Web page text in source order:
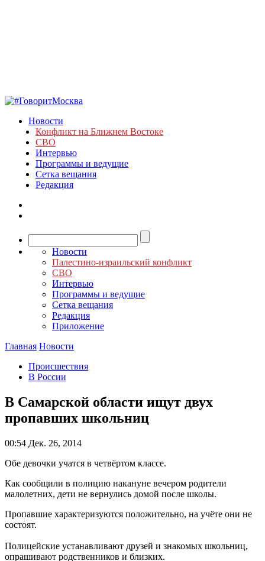
Новости
Конфликт на Ближнем Востоке
СВО
Интервью
Программы и ведущие
Сетка вещания
Редакция
Новости
Палестино-израильский конфликт
СВО
Интервью
Программы и ведущие
Сетка вещания
Редакция
Приложение
Главная Новости
Происшествия
В России
В Самарской области ищут двух
пропавших школьниц
00:54 Дек. 26, 2014
Обе девочки учатся в четвёртом классе.
Как сообщили в полицию накануне вечером родители
малолетних, дети не вернулись домой после школы.
Пропавшие характеризуются положительно, на учёте они не
состоят.
Полицейские устанавливают друзей и знакомых школьниц,
опрашивают родственников и близких.